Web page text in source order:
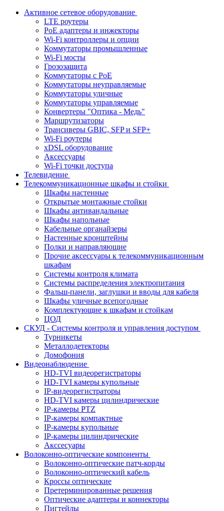
Активное сетевое оборудование
LTE роутеры
PoE адаптеры и инжекторы
Wi-Fi контроллеры и опции
Коммутаторы промышленные
Wi-Fi мосты
Грозозащита
Коммутаторы c PoE
Коммутаторы неуправляемые
Коммутаторы уличные
Коммутаторы управляемые
Конвертеры "Оптика - Медь"
Маршрутизаторы
Трансиверы GBIC, SFP и SFP+
Wi-Fi роутеры
xDSL оборудование
Аксессуары
Wi-Fi точки доступа
Телевидение
Телекоммуникационные шкафы и стойки
Шкафы настенные
Открытые монтажные стойки
Шкафы антивандальные
Шкафы напольные
Кабельные органайзеры
Настенные кронштейны
Полки и направляющие
Прочие аксессуары к телекоммуникационным
шкафам
Системы контроля климата
Системы распределения электропитания
Фальш-панели, заглушки и вводы для кабеля
Шкафы уличные всепогодные
Комплектующие к шкафам и стойкам
ЦОД
СКУД - Системы контроля и управления доступом
Турникеты
Металлодетекторы
Домофония
Видеонаблюдение
HD-TVI видеорегистраторы
HD-TVI камеры купольные
IP-видеорегистраторы
HD-TVI камеры цилиндрические
IP-камеры PTZ
IP-камеры компактные
IP-камеры купольные
IP-камеры цилиндрические
Акссесуары
Волоконно-оптические компоненты
Волоконно-оптические патч-корды
Волоконно-оптический кабель
Кроссы оптические
Претерминированные решения
Оптические адаптеры и коннекторы
Пигтейлы